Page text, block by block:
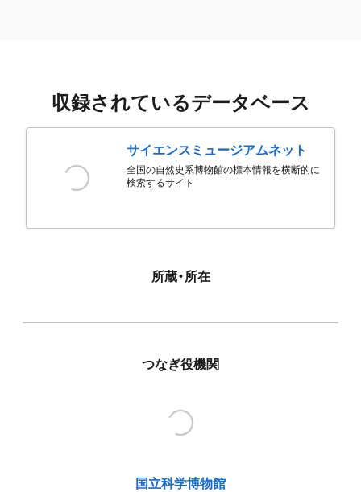
収録されているデータベース
サイエンスミュージアムネット
全国の自然史系博物館の標本情報を横断的に
検索するサイト
所蔵・所在
つなぎ役機関
国立科学博物館